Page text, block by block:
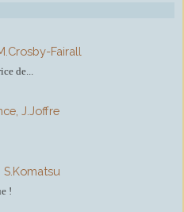
Fairall
de...
J.Joffre
!